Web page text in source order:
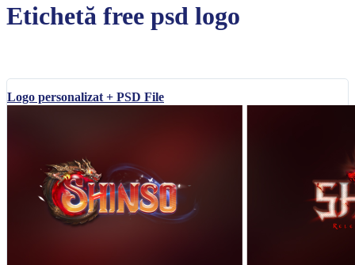
Etichetă free psd logo
Logo personalizat + PSD File